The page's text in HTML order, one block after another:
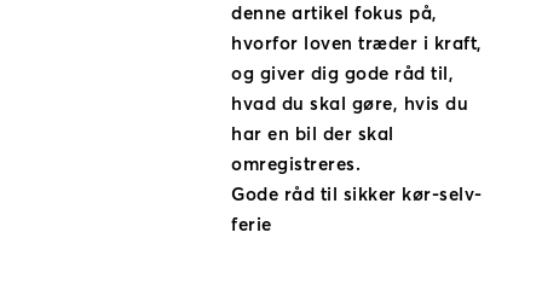
denne artikel fokus på,
hvorfor loven træder i kraft,
og giver dig gode råd til,
hvad du skal gøre, hvis du
har en bil der skal
omregistreres.
Gode råd til sikker kør-selv-
ferie